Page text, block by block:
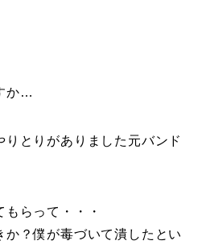
か…
とりがありました元バンド
らって・・・
？僕が毒づいて潰したとい